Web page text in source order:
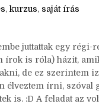
,kurzus,saját írás
juttattak egy régi-
írok is róla) házit,